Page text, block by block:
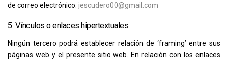
de correo electrónico: jescudero00@gmail.com
5. Vínculos o enlaces hipertextuales.
Ningún tercero podrá establecer relación de ‘framing’ entre sus
páginas web y el presente sitio web. En relación con los enlaces